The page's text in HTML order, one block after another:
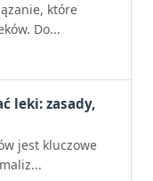
które
Do...
leki: zasady,
jest kluczowe